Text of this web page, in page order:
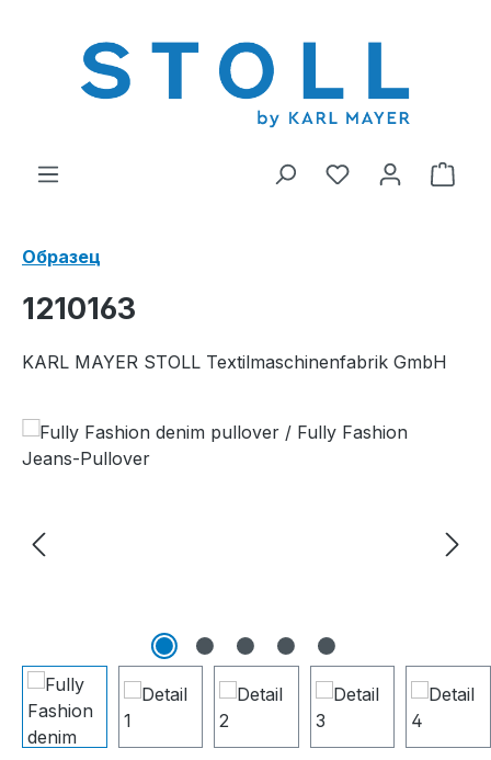
У вас есть В
Образец
1210163
KARL MAYER STOLL Textilmaschinenfabrik GmbH
Пропустить галерею изображений